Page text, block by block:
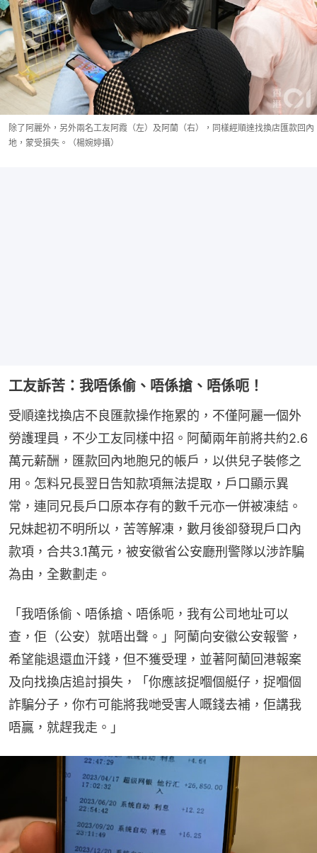
除了阿麗外，另外兩名工友阿霞（左）及阿蘭（右），同樣經順達找換店匯款回內
地，蒙受損失。（楊婉婷攝）
工友訴苦：我唔係偷、唔係搶、唔係呃！
受順達找換店不良匯款操作拖累的，不僅阿麗一個外
勞護理員，不少工友同樣中招。阿蘭兩年前將共約2.6
萬元薪酬，匯款回內地胞兄的帳戶，以供兒子裝修之
用。怎料兄長翌日告知款項無法提取，戶口顯示異
常，連同兄長戶口原本存有的數千元亦一併被凍結。
兄妹起初不明所以，苦等解凍，數月後卻發現戶口內
款項，合共3.1萬元，被安徽省公安廳刑警隊以涉詐騙
為由，全數劃走。
「我唔係偷、唔係搶、唔係呃，我有公司地址可以
查，佢（公安）就唔出聲。」阿蘭向安徽公安報警，
希望能退還血汗錢，但不獲受理，並著阿蘭回港報案
及向找換店追討損失，「你應該捉嗰個艇仔，捉嗰個
詐騙分子，你冇可能將我哋受害人嘅錢去補，佢講我
唔贏，就趕我走。」